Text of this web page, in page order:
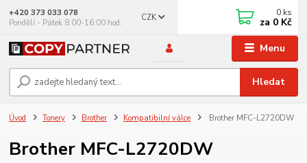
Menu
CZK
Hledat
+420 373 033 078
Pondělí - Pátek 8:00-16:00 hod.
0 ks
za 0 Kč
Úvod Tonery Brother Kompatibilní válce Brother MFC-L2720DW
Brother MFC-L2720DW